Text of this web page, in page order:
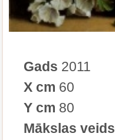
Gads 2011
X cm 60
Y cm 80
Mākslas veids